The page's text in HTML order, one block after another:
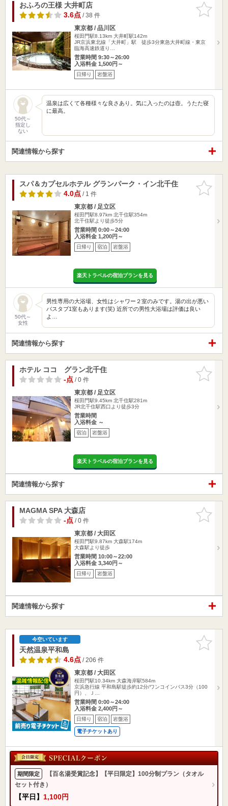
お気に入
りに追加
おふろの王様 大井町店
3.6点/ 38 件
東京都 / 品川区
桜田門駅8.13km 大井町駅142m
JR京浜東北線「大井町」駅 徒歩3分東急大井町線・東京
臨海高速鉄道り…
営業時間 9:30～26:00
入浴料金 1,500円～
日帰り 岩盤浴
50代～
指定し
ない
温泉は広くて各種様々な良さあり。気に入ったのは壺。うたた寝
に最高。
関連情報から探す
お気に入
りに追加
スパ＆カプセルホテル グランパーク・イン北千住
4.0点/ 1 件
東京都 / 足立区
桜田門駅8.97km 北千住駅354m
北千住駅より徒歩5分
営業時間 0:00～24:00
入浴料金 1,200円～
日帰り 宿泊 岩盤浴
楽天トラベルの宿泊プランを見る
50代～
女性
男性専用の大浴場、女性はシャワー２室のみです。湯の出が悪い
バスタブ1室もあります(笑) 近所での男性大浴場は評価は良い
よ…
関連情報から探す
お気に入
りに追加
ホテル ココ グラン北千住
-点/ 0 件
東京都 / 足立区
桜田門駅9.45km 北千住駅281m
JR北千住駅西口より徒歩3分
営業時間
入浴料金 ～
宿泊 岩盤浴
楽天トラベルの宿泊プランを見る
関連情報から探す
お気に入
りに追加
MAGMA SPA 大森店
-点/ 0 件
東京都 / 大田区
桜田門駅9.87km 大森駅174m
大森駅より徒歩
営業時間 10:00～22:00
入浴料金 3,340円～
日帰り 岩盤浴
関連情報から探す
お気に入
りに追加
今空いています
天然温泉平和島
4.6点/ 206 件
東京都 / 大田区
桜田門駅10.34km 大森海岸駅584m
京浜急行線 平和島駅徒歩約12分/ワンコインバス3分（100
円）、Ｊ…
営業時間 0:00～24:00
入浴料金 2,400円～
日帰り 宿泊 岩盤浴
電子チケットあり
期間限定
【百名湯受賞記念】【平日限定】100分制プラン（タオル
セット付き）
【平日】 1,100円